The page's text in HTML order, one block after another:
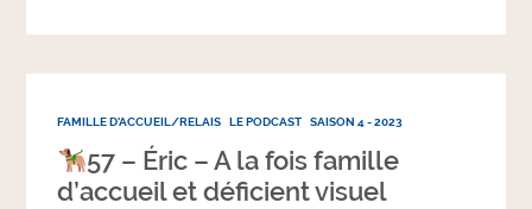
FAMILLE D'ACCUEIL/RELAIS LE PODCAST SAISON 4 - 2023
57 – Éric – A la fois famille
d’accueil et déficient visuel